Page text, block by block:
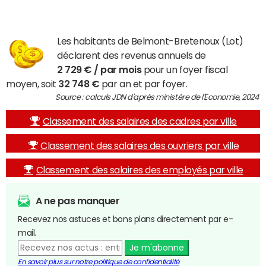
Les habitants de Belmont-Bretenoux (Lot)
déclarent des revenus annuels de
2 729 € / par moispour un foyer fiscal
moyen, soit 32 748 € par an et par foyer.
Source : calculs JDN d'après ministère de l'Economie, 2024
Classement des salaires des cadres par ville
Classement des salaires des ouvriers par ville
Classement des salaires des employés par ville
A ne pas manquer
Recevez nos astuces et bons plans directement par e-
mail.
Je m'abonne
En savoir plus sur notre politique de confidentialité